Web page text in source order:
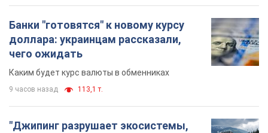
Банки "готовятся" к новому курсу
доллара: украинцам рассказали,
чего ожидать
Каким будет курс валюты в обменниках
9 часов назад 113,1 т.
"Джипинг разрушает экосистемы,